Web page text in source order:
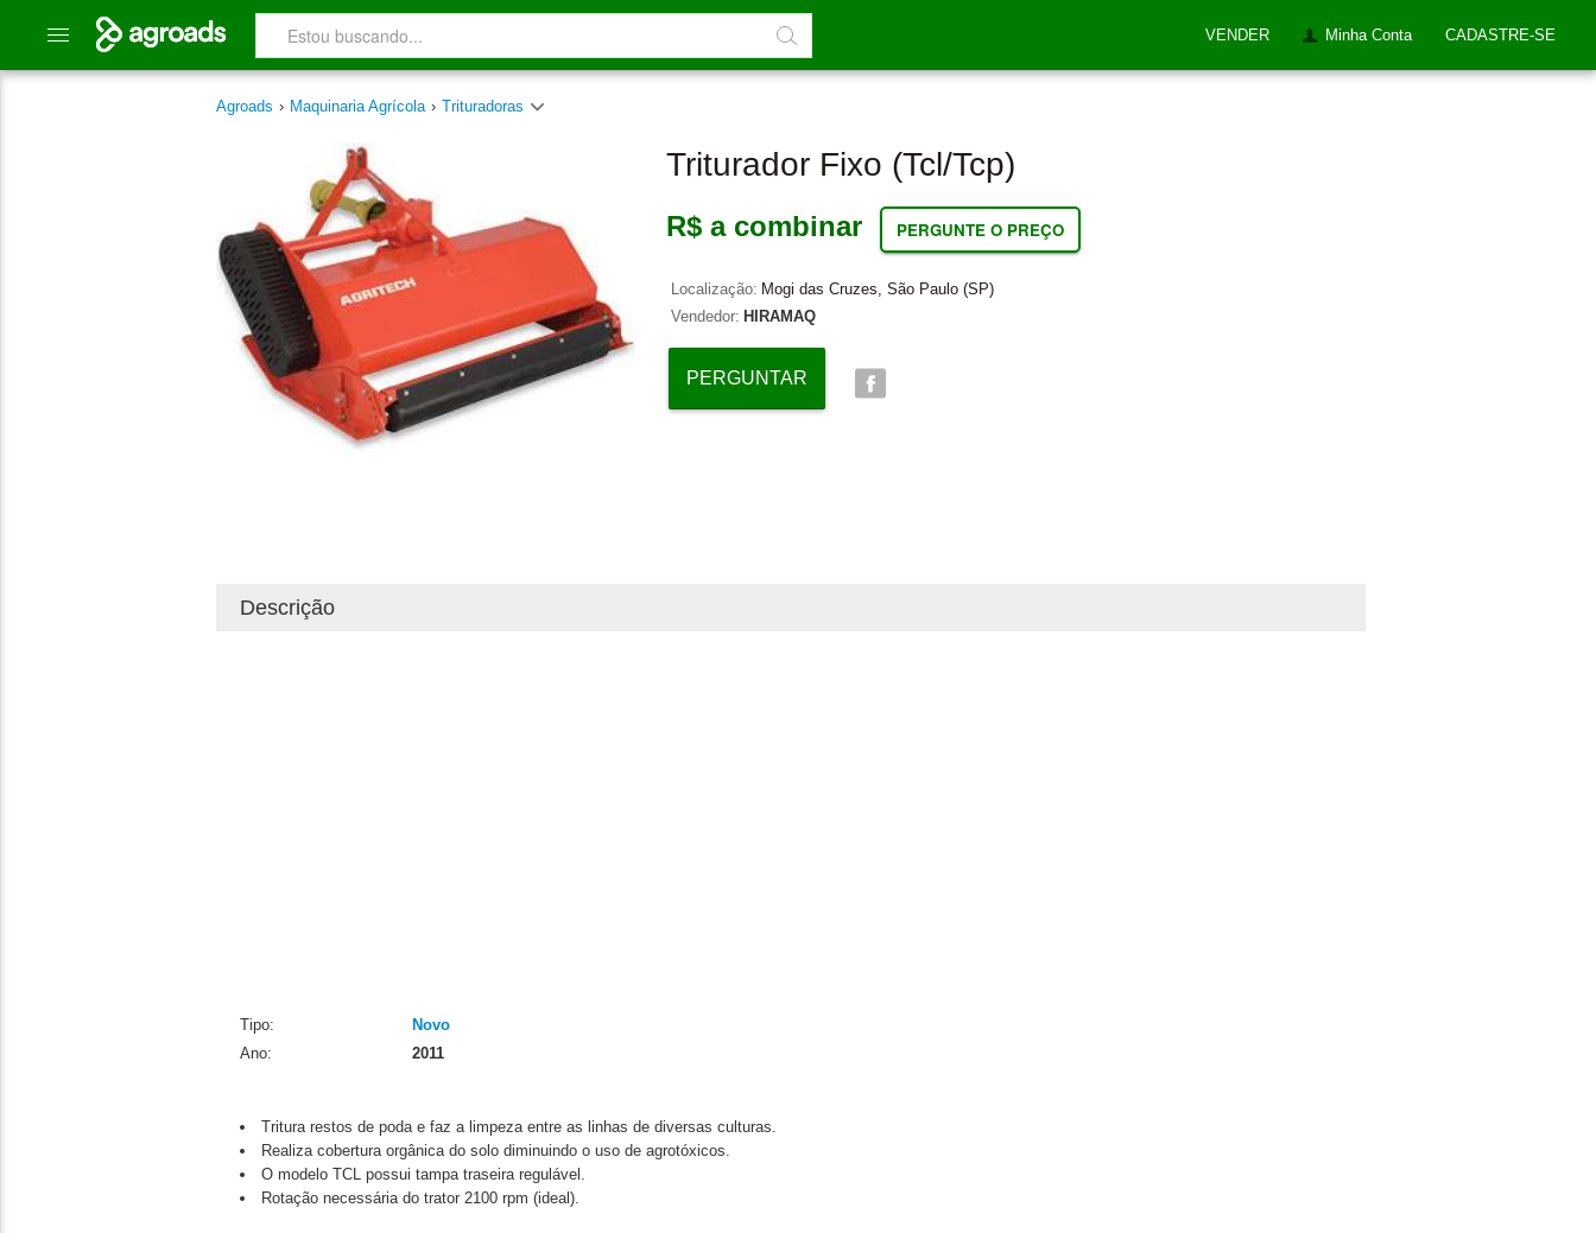
VENDER Minha Conta CADASTRE-SE
Agroads › Maquinaria Agrícola › Trituradoras
Triturador Fixo (tcl/tcp)
R$ a combinar PERGUNTE O PREÇO
Localização: Mogi das Cruzes, São Paulo (SP)
Vendedor: HIRAMAQ
PERGUNTAR
Descrição
Tipo:
Novo
Ano:
2011
Tritura restos de poda e faz a limpeza entre as linhas de diversas culturas.
Realiza cobertura orgânica do solo diminuindo o uso de agrotóxicos.
O modelo TCL possui tampa traseira regulável.
Rotação necessária do trator 2100 rpm (ideal).